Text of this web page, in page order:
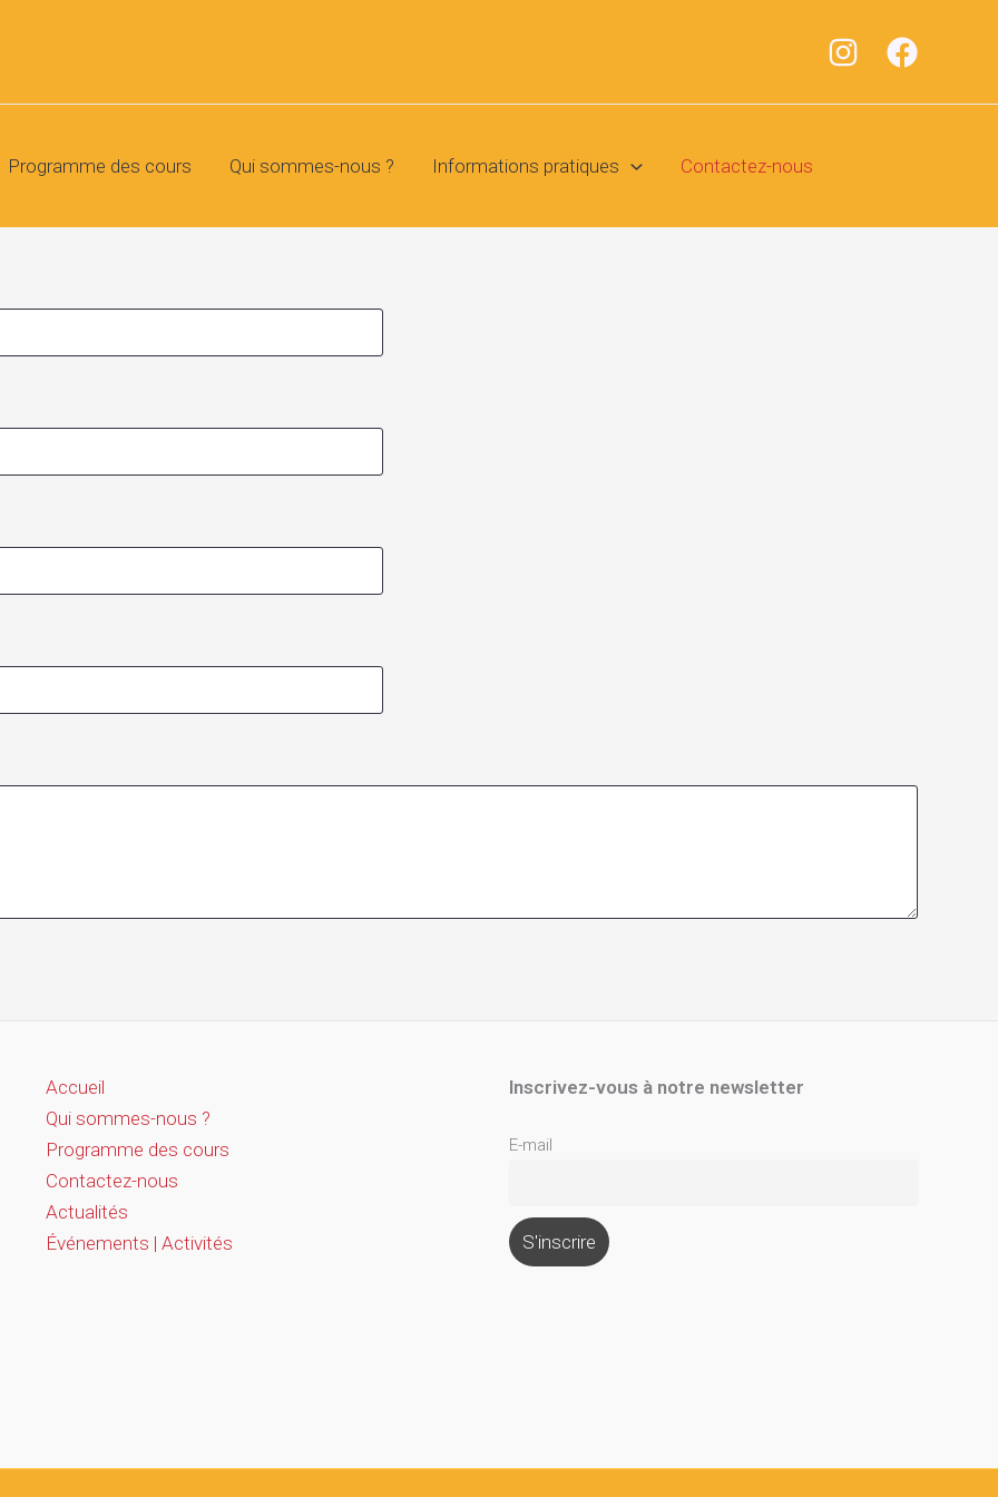
Programme des cours Qui sommes-nous ? Informations pratiques Contactez-nous
Accueil
Qui sommes-nous ?
Programme des cours
Contactez-nous
Actualités
Événements | Activités
Inscrivez-vous à notre newsletter
E-mail